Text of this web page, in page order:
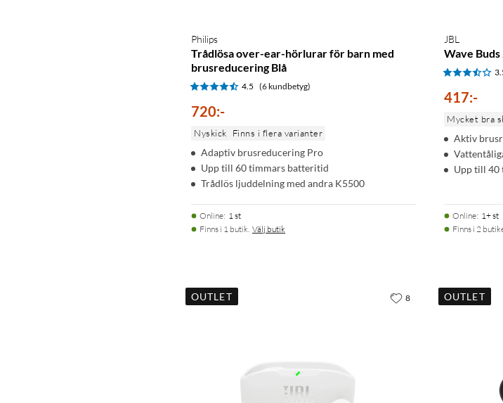
Philips
Trådlösa over-ear-hörlurar för barn med
brusreducering Blå
4.5 (6 kundbetyg)
720:-
Nyskick Finns i flera varianter
Adaptiv brusreducering Pro
Upp till 60 timmars batteritid
Trådlös ljuddelning med andra K5500
Online: 1 st
Finns i 1 butik. Välj butik
JBL
Wave
417:-
Mycket bra
Aktiv
Upp till 40
Online: 1+ st
Finns i 2
OUTLET 8 OUTLET